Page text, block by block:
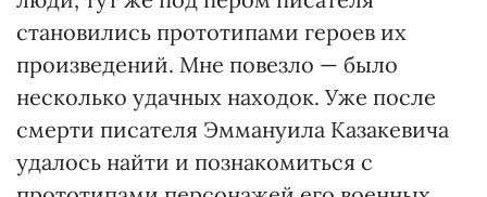
становились прототипами героев их
произведений. Мне повезло — было
несколько удачных находок. Уже после
смерти писателя Эммануила Казакевича
удалось найти и познакомиться с